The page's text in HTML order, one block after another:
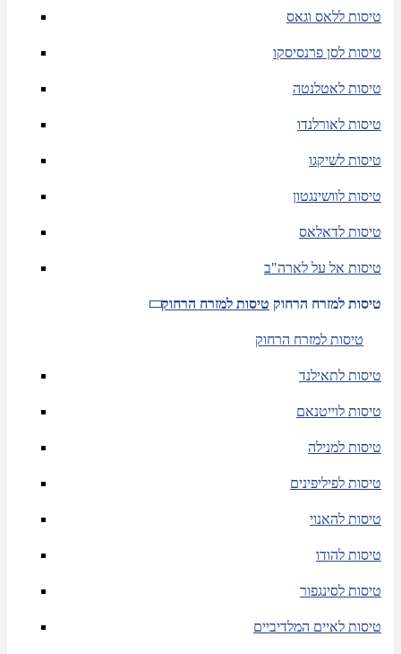
טיסות ללאס וגאס
טיסות לסן פרנסיסקו
טיסות לאטלנטה
טיסות לאורלנדו
טיסות לשיקגו
טיסות לוושינגטון
טיסות לדאלאס
טיסות אל על לארה"ב
טיסות למזרח הרחוק טיסות למזרח הרחוק
טיסות למזרח הרחוק
טיסות לתאילנד
טיסות לוייטנאם
טיסות למנילה
טיסות לפיליפינים
טיסות להאנוי
טיסות להודו
טיסות לסינגפור
טיסות לאיים המלדיביים